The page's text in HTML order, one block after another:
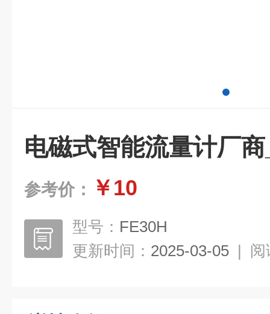
电磁式智能流量计厂
参考价： ￥10
型号： FE30H
更新时间： 2025-03-05 | 阅